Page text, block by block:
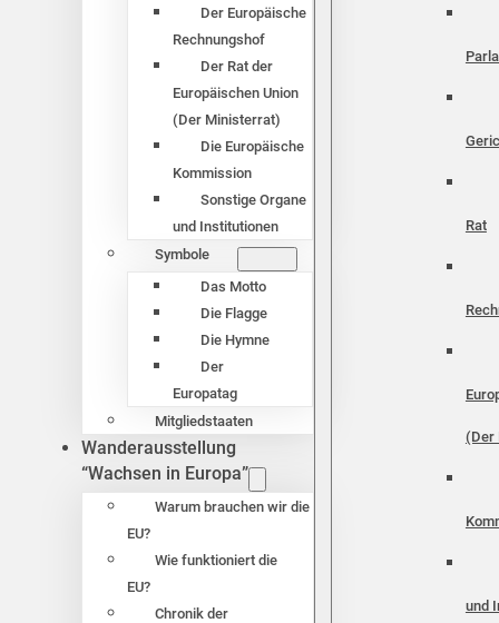
Der Europäische
Rechnungshof
Der Rat der
Europäischen Union
(Der Ministerrat)
Die Europäische
Kommission
Sonstige Organe
und Institutionen
Symbole
Das Motto
Die Flagge
Die Hymne
Der
Europatag
Mitgliedstaaten
Wanderausstellung
“Wachsen in Europa”
Warum brauchen wir die
EU?
Wie funktioniert die
EU?
Chronik der
Rat
(Der
und